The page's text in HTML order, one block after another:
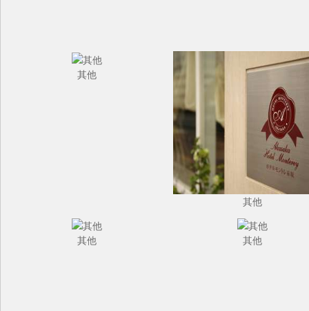
其他
其他
其他 其他